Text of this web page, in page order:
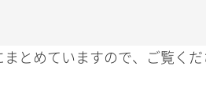
まとめていますので、ご覧くだ